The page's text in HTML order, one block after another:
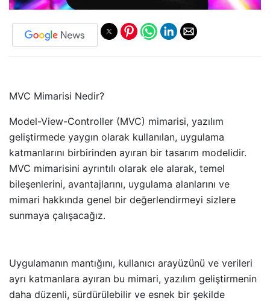
MVC Mimarisi Nedir?
Model-View-Controller (MVC) mimarisi, yazılım
geliştirmede yaygın olarak kullanılan, uygulama
katmanlarını birbirinden ayıran bir tasarım modelidir.
MVC mimarisini ayrıntılı olarak ele alarak, temel
bileşenlerini, avantajlarını, uygulama alanlarını ve
mimari hakkında genel bir değerlendirmeyi sizlere
sunmaya çalışacağız.
Uygulamanın mantığını, kullanıcı arayüzünü ve verileri
ayrı katmanlara ayıran bu mimari, yazılım geliştirmenin
daha düzenli, sürdürülebilir ve esnek bir şekilde